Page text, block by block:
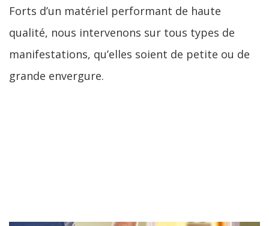
Forts d’un matériel performant de haute
qualité, nous intervenons sur tous types de
manifestations, qu’elles soient de petite ou de
grande envergure.